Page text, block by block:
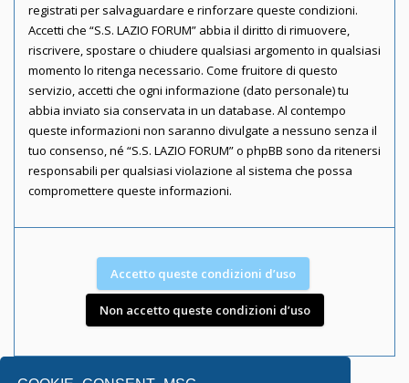
registrati per salvaguardare e rinforzare queste condizioni.
Accetti che “S.S. LAZIO FORUM” abbia il diritto di rimuovere,
riscrivere, spostare o chiudere qualsiasi argomento in qualsiasi
momento lo ritenga necessario. Come fruitore di questo
servizio, accetti che ogni informazione (dato personale) tu
abbia inviato sia conservata in un database. Al contempo
queste informazioni non saranno divulgate a nessuno senza il
tuo consenso, né “S.S. LAZIO FORUM” o phpBB sono da ritenersi
responsabili per qualsiasi violazione al sistema che possa
compromettere queste informazioni.